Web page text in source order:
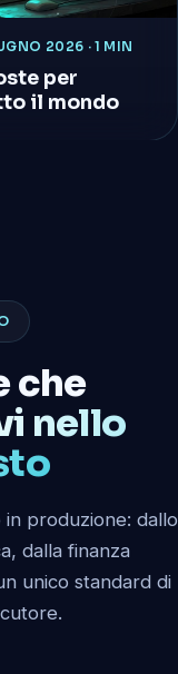
2026 · 1 MIN
per
il mondo
che
nello
produzione: dallo
dalla finanza
unico standard di